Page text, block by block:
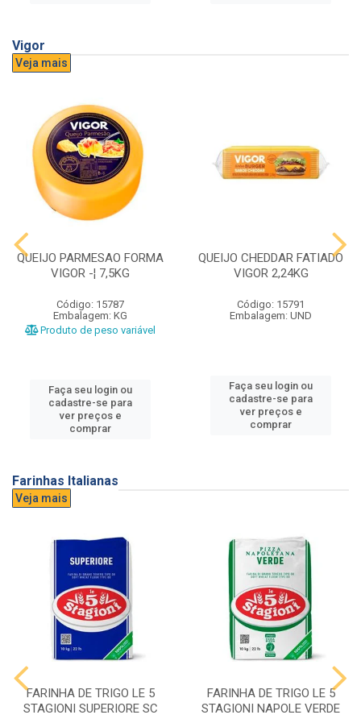
Vigor
Veja mais
QUEIJO PARMESAO FORMA
VIGOR -¦ 7,5KG
Código: 15787
Embalagem: KG
Produto de peso variável
Faça seu login ou
cadastre-se para
ver preços e
comprar
QUEIJO CHEDDAR FATIADO
VIGOR 2,24KG
Código: 15791
Embalagem: UND
Faça seu login ou
cadastre-se para
ver preços e
comprar
Farinhas Italianas
Veja mais
FARINHA DE TRIGO LE 5
STAGIONI SUPERIORE SC
FARINHA DE TRIGO LE 5
STAGIONI NAPOLE VERDE